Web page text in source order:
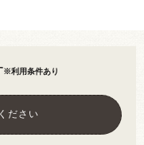
※利用条件あり
ださい